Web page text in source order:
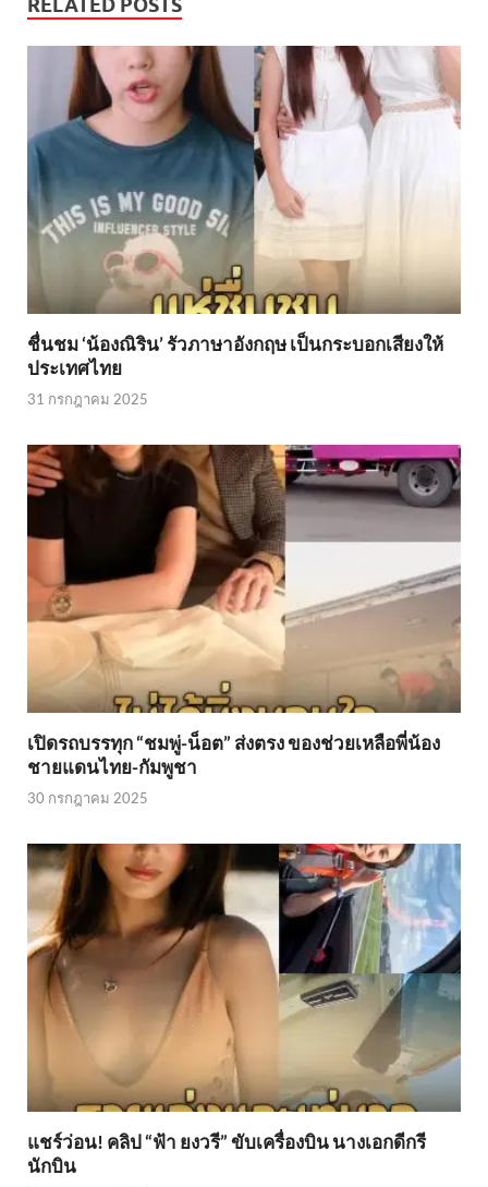
ชื่นชม ‘น้องณิริน’ รัวภาษาอังกฤษ เป็นกระบอกเสียงให้
ประเทศไทย
31 กรกฎาคม 2025
เปิดรถบรรทุก “ชมพู่-น็อต” ส่งตรง ของช่วยเหลือพี่น้อง
ชายแดนไทย-กัมพูชา
30 กรกฎาคม 2025
แชร์ว่อน! คลิป “ฟ้า ยงวรี” ขับเครื่องบิน นางเอกดีกรี
นักบิน